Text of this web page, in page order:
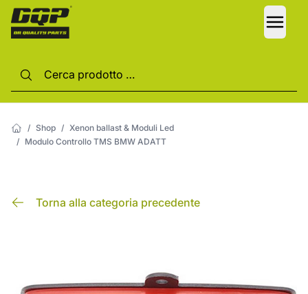
/ Shop / Xenon ballast & Moduli Led
/ Modulo Controllo TMS BMW ADATT
Torna alla categoria precedente